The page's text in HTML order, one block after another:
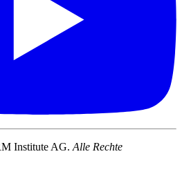
Institute AG. Alle Rechte